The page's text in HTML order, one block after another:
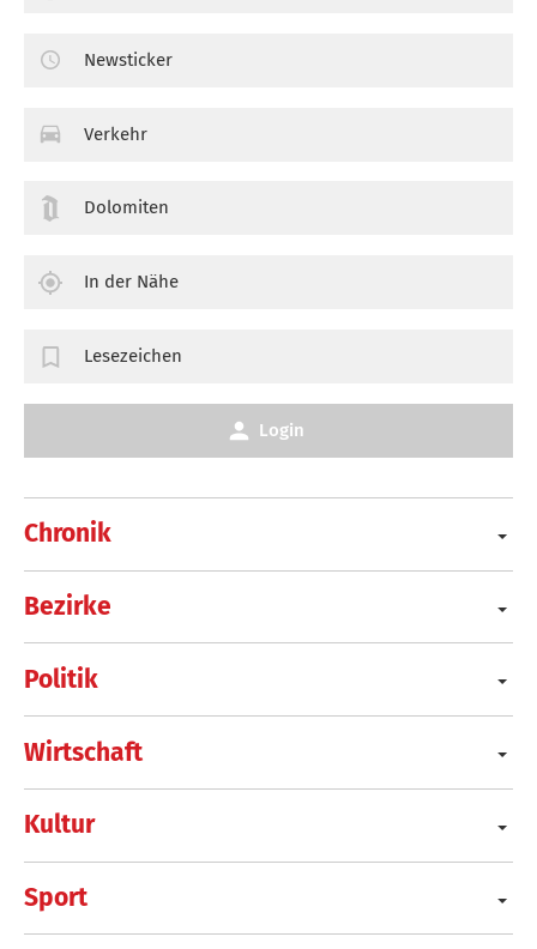
Chronik
Bezirke
Politik
Wirtschaft
Kultur
Sport
Newsticker
Verkehr
Dolomiten
In der Nähe
Lesezeichen
Login